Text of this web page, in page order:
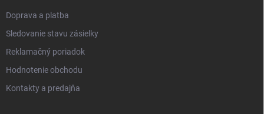
Doprava a platba
Sledovanie stavu zásielky
Reklamačný poriadok
Hodnotenie obchodu
Kontakty a predajňa